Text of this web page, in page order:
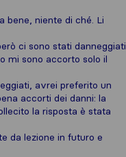
bene, niente di ché. Li
ci sono stati danneggiati
mi sono accorto solo il
avrei preferito un
accorti dei danni: la
la risposta è stata
da lezione in futuro e